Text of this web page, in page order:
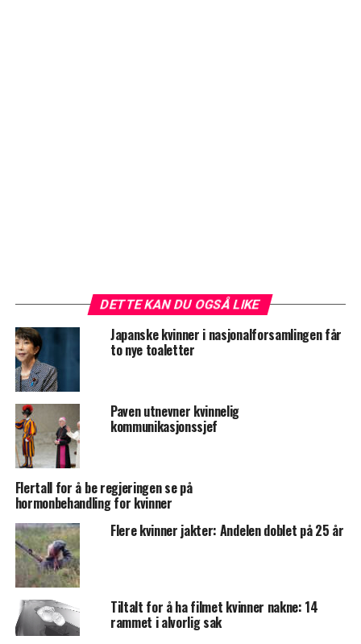
DETTE KAN DU OGSÅ LIKE
Japanske kvinner i nasjonalforsamlingen får
to nye toaletter
Paven utnevner kvinnelig
kommunikasjonssjef
Flertall for å be regjeringen se på
hormonbehandling for kvinner
Flere kvinner jakter: Andelen doblet på 25 år
Tiltalt for å ha filmet kvinner nakne: 14
rammet i alvorlig sak